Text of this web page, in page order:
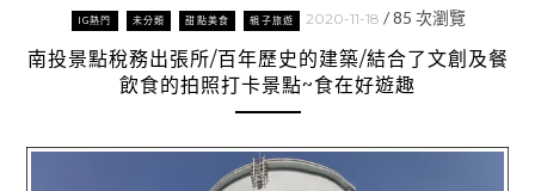
IG熱門 未分類 甜點美食 親子旅遊 2020-11-18 /85 次瀏覽
南投景點稅務出張所/百年歷史的建築/結合了文創及餐
飲食的拍照打卡景點~食在好遊趣